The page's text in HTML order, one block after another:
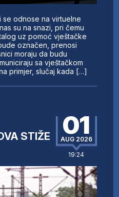
se odnose na virtuelne
su na snazi, pri čemu
uz pomoć vještačke
označen, prenosi
moraju da budu
sa vještačkom
primjer, slučaj kada […]
STIŽE
01
AUG 2026
19:24